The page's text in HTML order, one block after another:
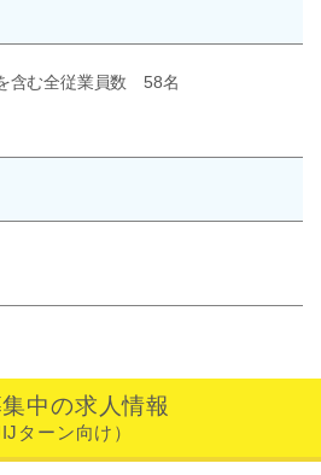
含む全従業員数 58名
中の求人情報
ターン向け）